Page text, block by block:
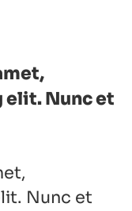
Nunc et
Nunc et